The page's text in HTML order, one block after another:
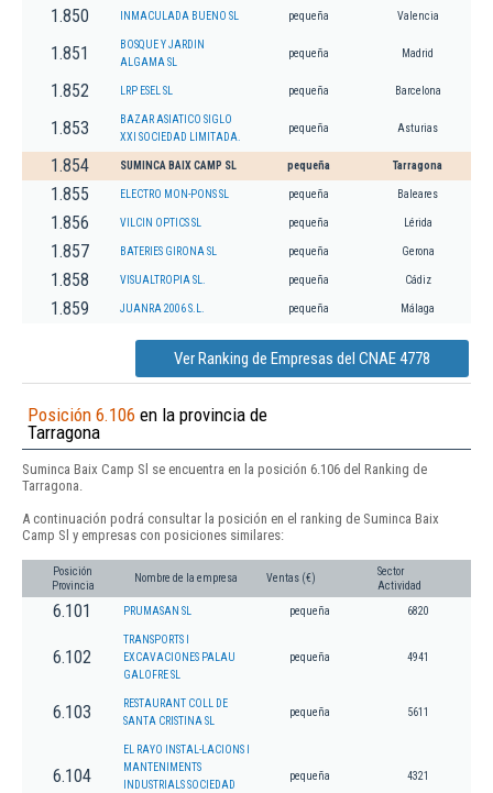
1.850 INMACULADA BUENO SL pequeña Valencia
1.851
BOSQUE Y JARDIN
ALGAMA SL
pequeña Madrid
1.852 LRP ESEL SL pequeña Barcelona
1.853
BAZAR ASIATICO SIGLO
XXI SOCIEDAD LIMITADA.
pequeña Asturias
1.854 SUMINCA BAIX CAMP SL pequeña Tarragona
1.855 ELECTRO MON-PONS SL pequeña Baleares
1.856 VILCIN OPTICS SL pequeña Lérida
1.857 BATERIES GIRONA SL pequeña Gerona
1.858 VISUALTROPIA SL. pequeña Cádiz
1.859 JUANRA 2006 S.L. pequeña Málaga
Ver Ranking de Empresas del CNAE 4778
Posición 6.106 en la provincia de
Tarragona
Suminca Baix Camp Sl se encuentra en la posición 6.106 del Ranking de
Tarragona.
A continuación podrá consultar la posición en el ranking de Suminca Baix
Camp Sl y empresas con posiciones similares:
Posición
Provincia
Nombre de la empresa Ventas (€)
Sector
Actividad
6.101 PRUMASAN SL pequeña 6820
6.102
TRANSPORTS I
EXCAVACIONES PALAU
GALOFRE SL
pequeña 4941
6.103
RESTAURANT COLL DE
SANTA CRISTINA SL
pequeña 5611
6.104
EL RAYO INSTAL-LACIONS I
MANTENIMENTS
INDUSTRIALS SOCIEDAD
pequeña 4321